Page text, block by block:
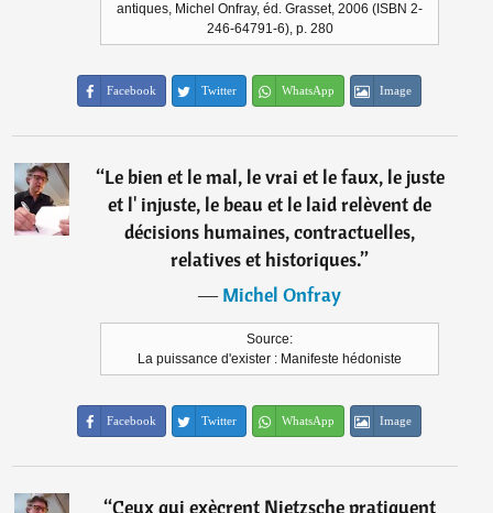
antiques, Michel Onfray, éd. Grasset, 2006 (ISBN 2-
246-64791-6), p. 280
Facebook Twitter WhatsApp Image
“Le bien et le mal, le vrai et le faux, le juste
et l' injuste, le beau et le laid relèvent de
décisions humaines, contractuelles,
relatives et historiques.”
―Michel Onfray
Source:
La puissance d'exister : Manifeste hédoniste
Facebook Twitter WhatsApp Image
“Ceux qui exècrent Nietzsche pratiquent